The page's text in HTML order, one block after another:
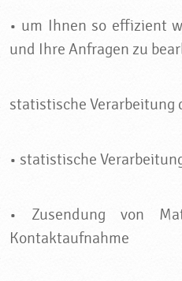
• um Ihnen so effizient
und Ihre Anfragen zu
statistische Verarbeitung
• statistische
• Zusendung von
Kontaktaufnahme